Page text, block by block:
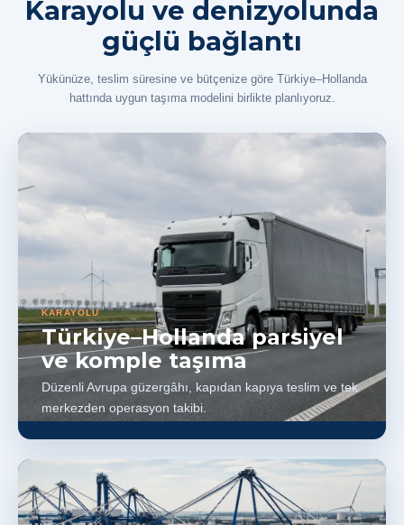
Karayolu ve denizyolunda
güçlü bağlantı
Yükünüze, teslim süresine ve bütçenize göre Türkiye–Hollanda
hattında uygun taşıma modelini birlikte planlıyoruz.
KARAYOLU
Türkiye–Hollanda parsiyel
ve komple taşıma
Düzenli Avrupa güzergâhı, kapıdan kapıya teslim ve tek
merkezden operasyon takibi.